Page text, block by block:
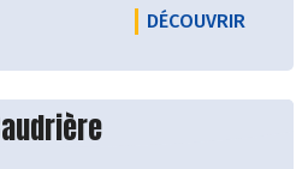
A ce jour, il a implanté 134
DÉCOUVRIR